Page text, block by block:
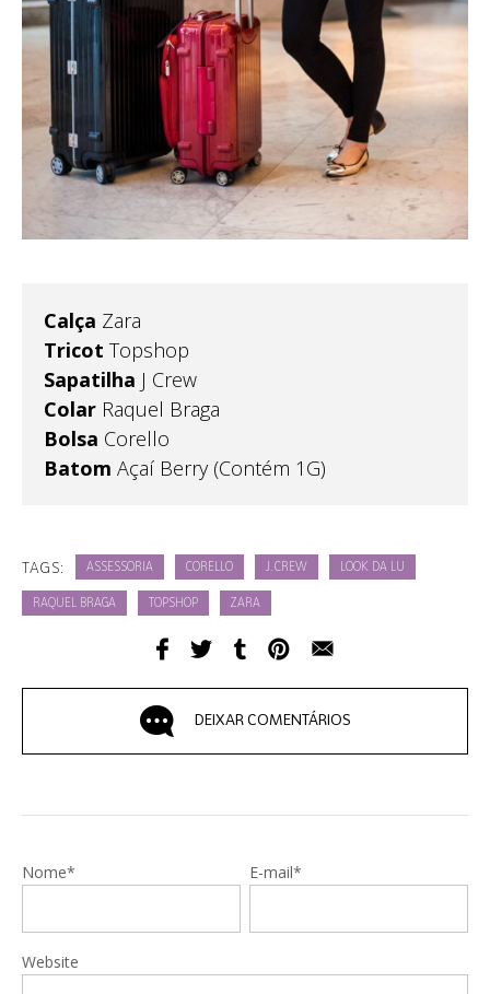
Calça Zara
Tricot Topshop
Sapatilha J Crew
Colar Raquel Braga
Bolsa Corello
Batom Açaí Berry (Contém 1G)
TAGS: ASSESSORIA CORELLO J. CREW LOOK DA LU
RAQUEL BRAGA TOPSHOP ZARA
DEIXAR COMENTÁRIOS
Nome* E-mail*
Website